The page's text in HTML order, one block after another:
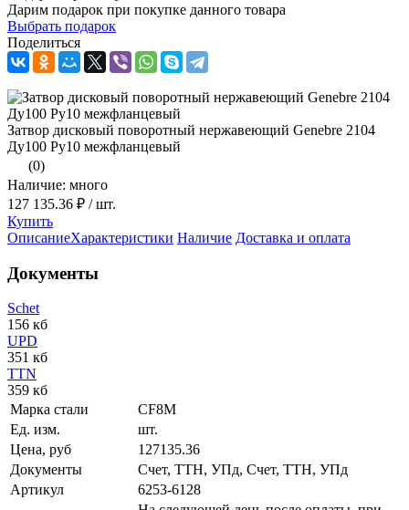
Дарим подарок при покупке данного товара
Выбрать подарок
Поделиться
Затвор дисковый поворотный нержавеющий Genebre 2104
Ду100 Ру10 межфланцевый
(0)
Наличие: много
127 135.36 ₽ / шт.
Купить
ОписаниеХарактеристики Наличие Доставка и оплата
Документы
Schet
156 кб
UPD
351 кб
TTN
359 кб
Марка стали
CF8M
Ед. изм.
шт.
Цена, руб
127135.36
Документы
Счет, ТТН, УПд, Счет, ТТН, УПд
Артикул
6253-6128